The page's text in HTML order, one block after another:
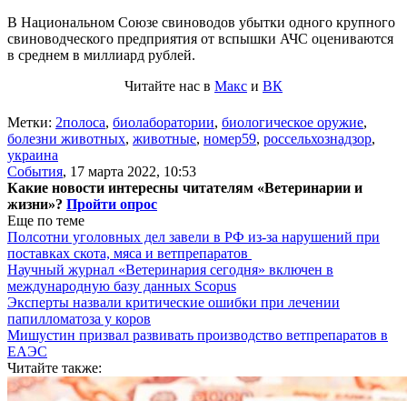
В Национальном Союзе свиноводов убытки одного крупного
свиноводческого предприятия от вспышки АЧС оцениваются
в среднем в миллиард рублей.
Читайте нас в Макс и ВК
Метки: 2полоса, биолаборатории, биологическое оружие,
болезни животных, животные, номер59, россельхознадзор,
украина
События, 17 марта 2022, 10:53
Какие новости интересны читателям «Ветеринарии и
жизни»? Пройти опрос
Еще по теме
Полсотни уголовных дел завели в РФ из-за нарушений при
поставках скота, мяса и ветпрепаратов
Научный журнал «Ветеринария сегодня» включен в
международную базу данных Scopus
Эксперты назвали критические ошибки при лечении
папилломатоза у коров
Мишустин призвал развивать производство ветпрепаратов в
ЕАЭС
Читайте также: